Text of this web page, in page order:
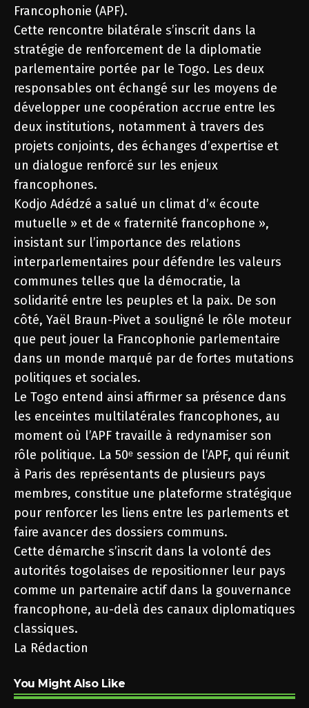
Francophonie (APF).
Cette rencontre bilatérale s’inscrit dans la
stratégie de renforcement de la diplomatie
parlementaire portée par le Togo. Les deux
responsables ont échangé sur les moyens de
développer une coopération accrue entre les
deux institutions, notamment à travers des
projets conjoints, des échanges d’expertise et
un dialogue renforcé sur les enjeux
francophones.
Kodjo Adédzé a salué un climat d’« écoute
mutuelle » et de « fraternité francophone »,
insistant sur l’importance des relations
interparlementaires pour défendre les valeurs
communes telles que la démocratie, la
solidarité entre les peuples et la paix. De son
côté, Yaël Braun-Pivet a souligné le rôle moteur
que peut jouer la Francophonie parlementaire
dans un monde marqué par de fortes mutations
politiques et sociales.
Le Togo entend ainsi affirmer sa présence dans
les enceintes multilatérales francophones, au
moment où l’APF travaille à redynamiser son
rôle politique. La 50ᵉ session de l’APF, qui réunit
à Paris des représentants de plusieurs pays
membres, constitue une plateforme stratégique
pour renforcer les liens entre les parlements et
faire avancer des dossiers communs.
Cette démarche s’inscrit dans la volonté des
autorités togolaises de repositionner leur pays
comme un partenaire actif dans la gouvernance
francophone, au-delà des canaux diplomatiques
classiques.
La Rédaction
You Might Also Like